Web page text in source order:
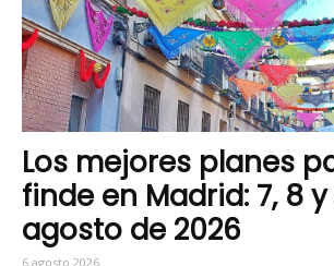
Los mejores planes
finde en Madrid: 7, 8
agosto de 2026
6 agosto 2026